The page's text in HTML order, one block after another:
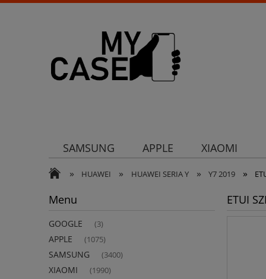
SAMSUNG APPLE XIAOMI
Uchwyty
Ochrona aparatu
» HUAWEI » HUAWEI SERIA Y » Y7 2019 »
Menu
GOOGLE (3)
APPLE (1075)
SAMSUNG (3400)
XIAOMI (1990)
ETUI